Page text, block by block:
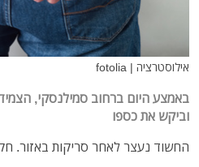
אילוסטרציה | fotolia
וביקש את כספו
החשוד נעצר לאחר סריקות באזור.